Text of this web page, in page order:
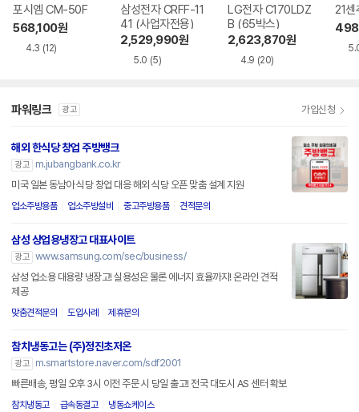
포시엠 CM-50F
568,100원
4.3 (12)
삼성전자 CRFF-11
41 (사업자전용)
2,529,990원
5.0 (5)
LG전자 C170LDZ
B (65박스)
2,623,870원
4.9 (20)
21
파워링크 광고 가입신청
해외 한식당 창업 주방뱅크
광고
m.jubangbank.co.kr
미국 일본 동남아 식당 창업 대응 해외 식당 오픈 맞춤 설계 지원
업소주방용품 업소주방설비 중고주방용품 견적문의
삼성 상업용냉장고 대표사이트
광고 www.samsung.com/sec/business/
삼성 업소용 대용량 냉장고! 실용성은 물론 에너지 효율까지! 온라인 견적
제공
맞춤견적문의 도입사례 제휴문의
참치냉동고는 (주)정진초저온
광고
m.smartstore.naver.com/sdf2001
빠른배송, 평일 오후 3시 이전 주문 시 당일 출고! 전국 대도시 AS 센터 확보
참치냉동고 급속동결고 냉동쇼케이스